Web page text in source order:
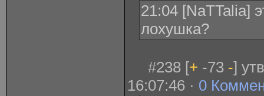
21:04 [NaTTalia]
лохушка?
#238 [+ -73 -]
16:07:46 · 0